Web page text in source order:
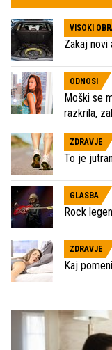
VISOKI
Zakaj
ODNOSI
Moški se
razkrila,
ZDRAVJE
To je
GLASBA
Rock
ZDRAVJE
Kaj